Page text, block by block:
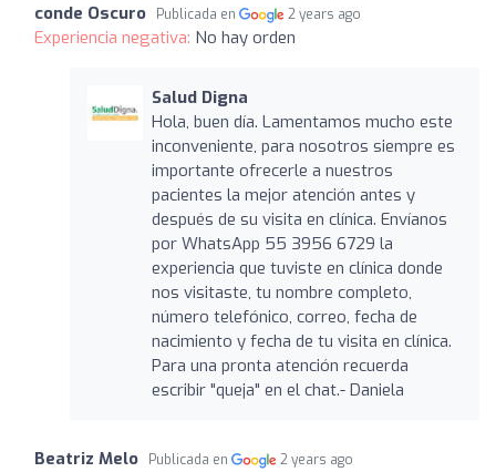
conde Oscuro Publicada en 2 years ago
Experiencia negativa: No hay orden
Salud Digna
Hola, buen día. Lamentamos mucho este
inconveniente, para nosotros siempre es
importante ofrecerle a nuestros
pacientes la mejor atención antes y
después de su visita en clínica. Envíanos
por WhatsApp 55 3956 6729 la
experiencia que tuviste en clínica donde
nos visitaste, tu nombre completo,
número telefónico, correo, fecha de
nacimiento y fecha de tu visita en clínica.
Para una pronta atención recuerda
escribir "queja" en el chat.- Daniela
Beatriz Melo Publicada en 2 years ago